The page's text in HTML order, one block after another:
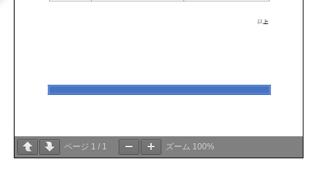
ページ 1 / 1 ズーム 100%